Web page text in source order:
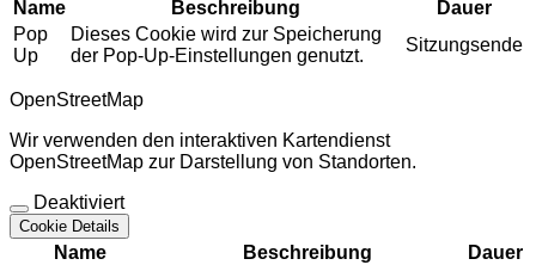
Name Beschreibung
Dauer
Pop
Up
Dieses Cookie wird zur Speicherung
der Pop-Up-Einstellungen genutzt.
Sitzungsende
OpenStreetMap
Wir verwenden den interaktiven Kartendienst
OpenStreetMap zur Darstellung von Standorten.
Deaktiviert
Cookie Details
Name Beschreibung
Dauer